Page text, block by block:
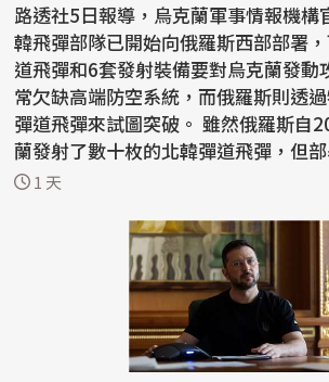
路透社5日報導，烏克蘭軍事情報機構
韓飛彈部隊已開始向俄羅斯西部部署
道飛彈和6套發射裝備要對烏克蘭發動攻擊。 烏
常欠缺高端防空系統，而俄羅斯則透
彈道飛彈來試圖突破。 雖然俄羅斯自2023年底已對烏克
蘭發射了數十枚的北韓彈道飛彈，但
隊...1 天